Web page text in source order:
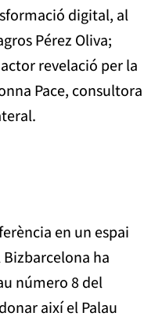
digital, al
Pérez Oliva;
revelació per la
Pace, consultora
en un espai
ha
número 8 del
així el Palau